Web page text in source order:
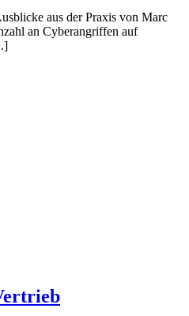
aus der Praxis von Marc
an Cyberangriffen auf